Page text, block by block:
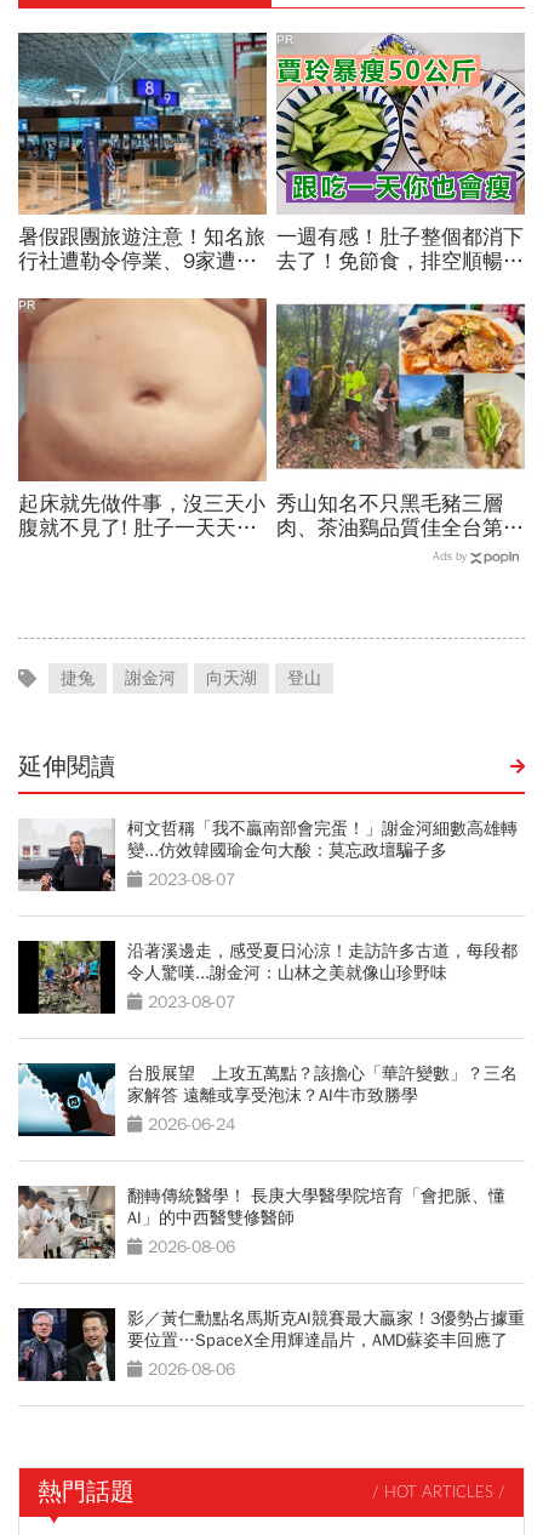
暑假跟團旅遊注意！知名旅
行社遭勒令停業、9家遭廢
單曝光
一週有感！肚子整個都消下
去了！免節食，排空順暢就
PR
起床就先做件事，沒三天小
腹就不見了! 肚子一天天變
PR
秀山知名不只黑毛豬三層
肉、茶油鷄品質佳全台第
一！謝金河站在拔刀爾山
Ads by
捷兔 謝金河 向天湖 登山
延伸閱讀
柯文哲稱「我不贏南部會完蛋！」謝金河細數高雄轉
變...仿效韓國瑜金句大酸：莫忘政壇騙子多
2023-08-07
沿著溪邊走，感受夏日沁涼！走訪許多古道，每段都
令人驚嘆...謝金河：山林之美就像山珍野味
2023-08-07
台股展望 上攻五萬點？該擔心「華許變數」？三名
家解答 遠離或享受泡沫？AI牛市致勝學
2026-06-24
翻轉傳統醫學！ 長庚大學醫學院培育「會把脈、懂
AI」的中西醫雙修醫師
2026-08-06
影／黃仁勳點名馬斯克AI競賽最大贏家！3優勢占據重
要位置…SpaceX全用輝達晶片，AMD蘇姿丰回應了
2026-08-06
熱門話題 / HOT ARTICLES /